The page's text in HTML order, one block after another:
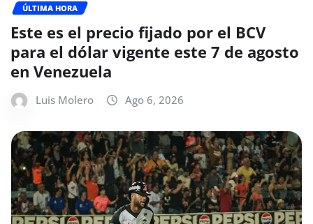
ÚLTIMA HORA
Este es el precio fijado por el BCV
para el dólar vigente este 7 de agosto
en Venezuela
Luis Molero Ago 6, 2026